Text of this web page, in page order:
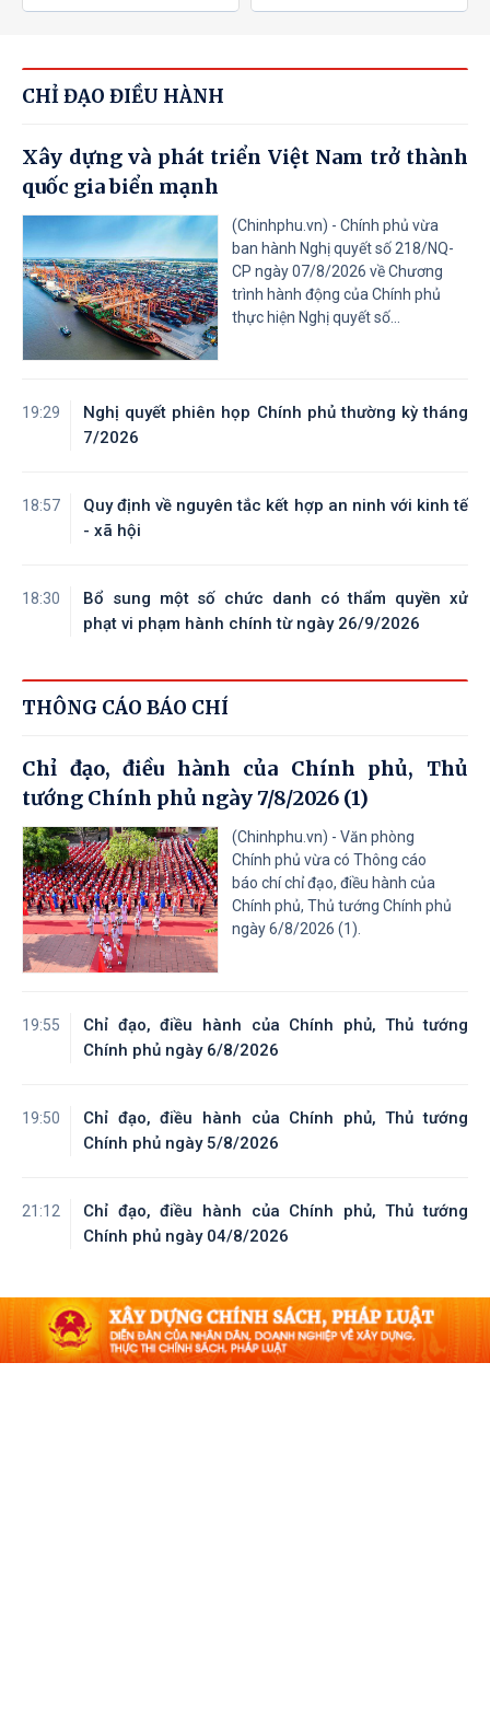
CHỈ ĐẠO ĐIỀU HÀNH
Xây dựng và phát triển Việt Nam trở thành
quốc gia biển mạnh
(Chinhphu.vn) - Chính phủ vừa
ban hành Nghị quyết số 218/NQ-
CP ngày 07/8/2026 về Chương
trình hành động của Chính phủ
thực hiện Nghị quyết số...
19:29
Nghị quyết phiên họp Chính phủ thường kỳ tháng
7/2026
18:57
Quy định về nguyên tắc kết hợp an ninh với kinh tế
- xã hội
18:30
Bổ sung một số chức danh có thẩm quyền xử
phạt vi phạm hành chính từ ngày 26/9/2026
THÔNG CÁO BÁO CHÍ
Chỉ đạo, điều hành của Chính phủ, Thủ
tướng Chính phủ ngày 7/8/2026 (1)
(Chinhphu.vn) - Văn phòng
Chính phủ vừa có Thông cáo
báo chí chỉ đạo, điều hành của
Chính phủ, Thủ tướng Chính phủ
ngày 6/8/2026 (1).
19:55
Chỉ đạo, điều hành của Chính phủ, Thủ tướng
Chính phủ ngày 6/8/2026
19:50
Chỉ đạo, điều hành của Chính phủ, Thủ tướng
Chính phủ ngày 5/8/2026
21:12
Chỉ đạo, điều hành của Chính phủ, Thủ tướng
Chính phủ ngày 04/8/2026